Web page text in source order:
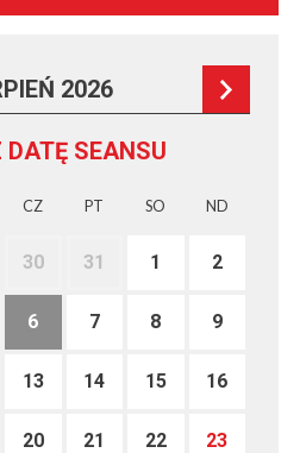
2026
DATĘ SEANSU
CZ PT SO ND
30 31 1 2
6 7 8 9
13 14 15 16
20 21 22 23